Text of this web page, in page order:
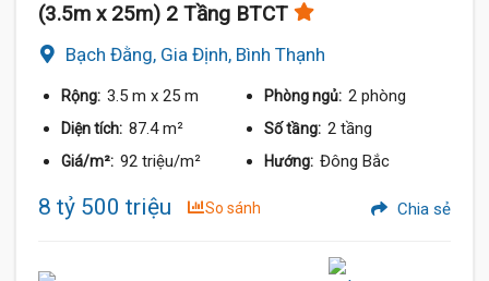
(3.5m x 25m) 2 Tầng BTCT
Bạch Đằng, Gia Định, Bình Thạnh
Rộng: 3.5 m x 25 m Phòng ngủ: 2 phòng
Diện tích: 87.4 m² Số tầng: 2 tầng
Giá/m²: 92 triệu/m² Hướng: Đông Bắc
8 tỷ 500 triệu So sánh Chia sẻ